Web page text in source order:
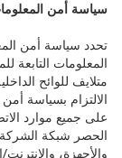
سياسة أمن
تحدد سياسة أمن
المعلومات التابعة
متلايف للوائح
الالتزام بسياسة
على جميع موارد
الحصر شبكة
والأجهزة،